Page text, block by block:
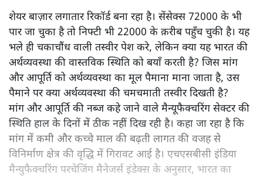
शेयर बाज़ार लगातार रिकॉर्ड बना रहा है। सेंसेक्स 72000 के भी
पार जा चुका है तो निफ्टी भी 22000 के क़रीब पहुँच चुकी है। यह
भले ही चकाचौंध वाली तस्वीर पेश करे, लेकिन क्या यह भारत की
अर्थव्यवस्था की वास्तविक स्थिति को बयाँ करती है? जिस मांग
और आपूर्ति को अर्थव्यवस्था का मूल पैमाना माना जाता है, उस
पैमाने पर क्या अर्थव्यवस्था की चमचमाती तस्वीर दिखती है?
मांग और आपूर्ति की नब्ज कहे जाने वाले मैन्यूफैक्चरिंग सेक्टर की
स्थिति हाल के दिनों में ठीक नहीं दिख रही है। कहा जा रहा है कि
मांग में कमी और कच्चे माल की बढ़ती लागत की वजह से
विनिर्माण क्षेत्र की वृद्धि में गिरावट आई है। एचएसबीसी इंडिया
मैन्युफैक्चरिंग परचेजिंग मैनेजर्स इंडेक्स के अनुसार, भारत का